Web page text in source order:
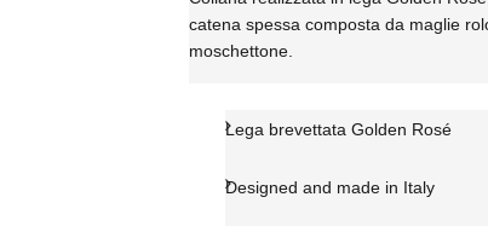
catena spessa composta da maglie
moschettone.
Lega brevettata Golden Rosé
Designed and made in Italy